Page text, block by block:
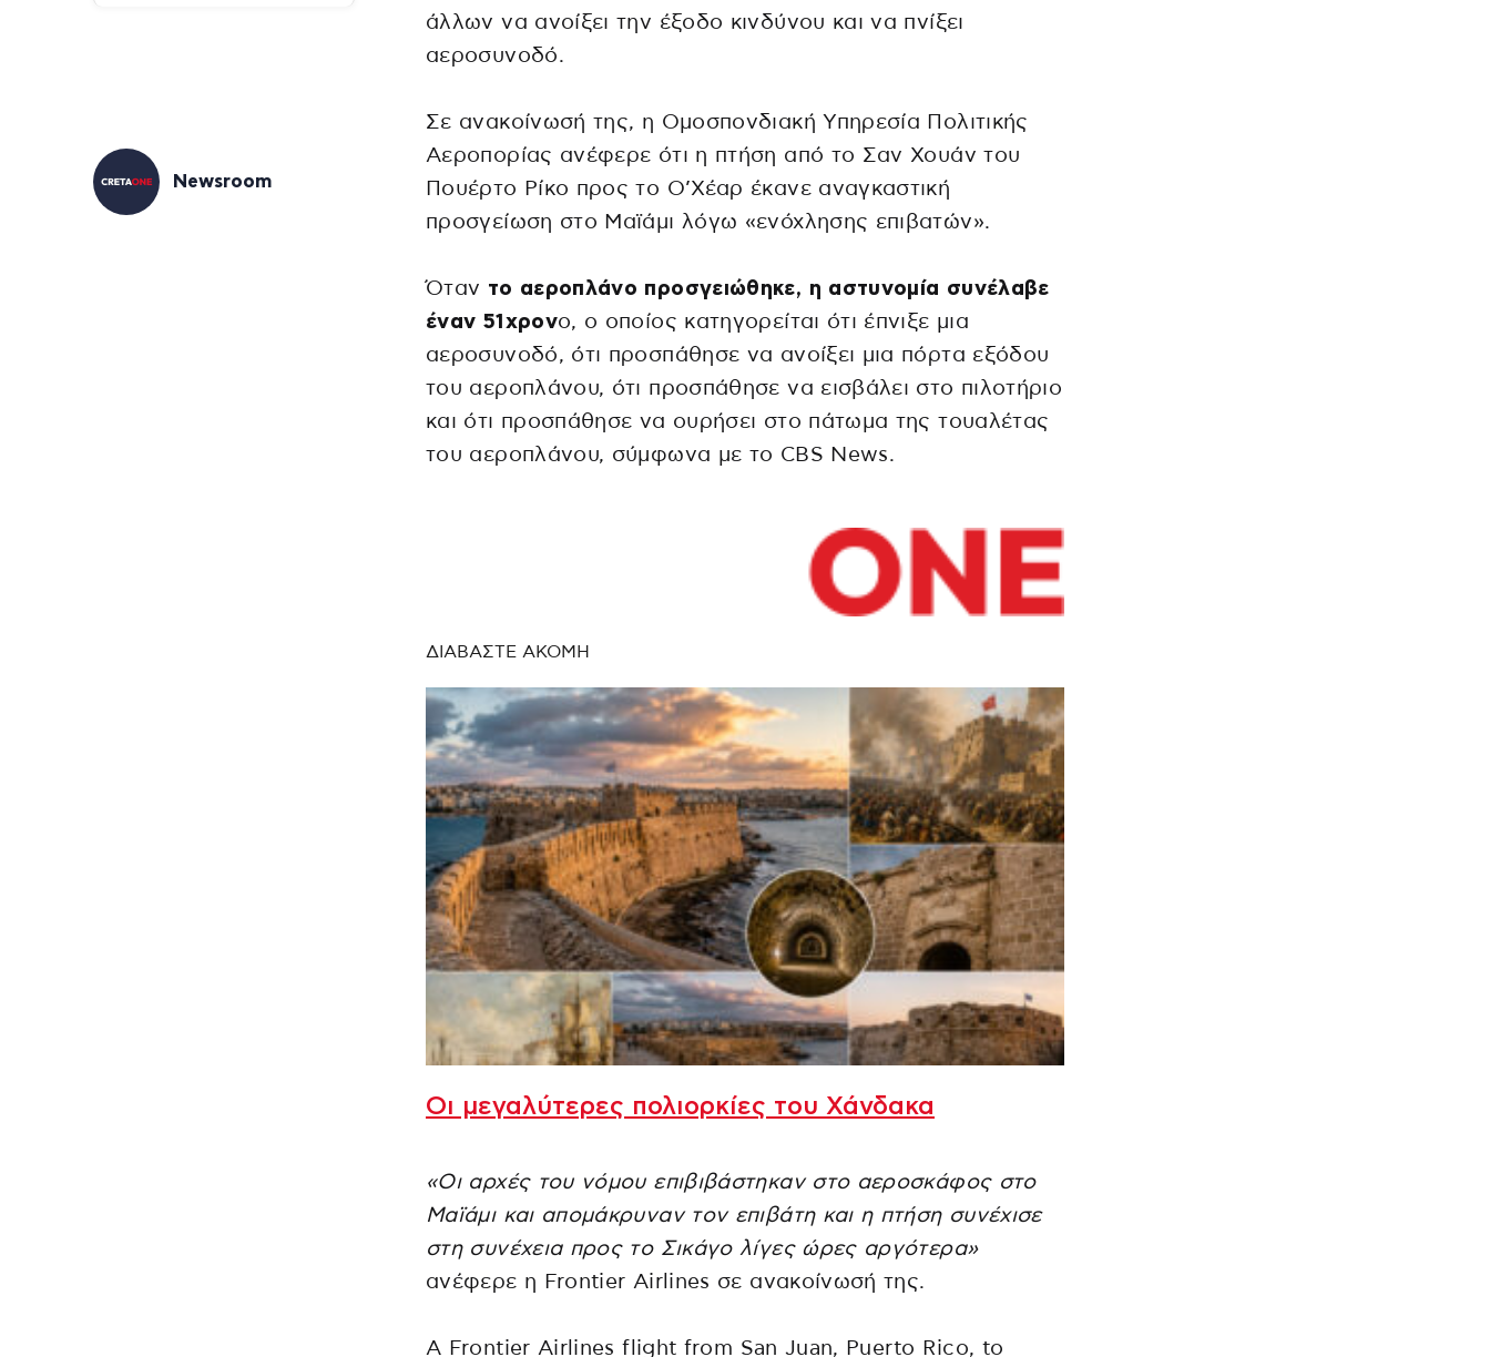
Newsroom
άλλων να ανοίξει την έξοδο κινδύνου και να πνίξει
αεροσυνοδό.
Σε ανακοίνωσή της, η Ομοσπονδιακή Υπηρεσία Πολιτικής
Αεροπορίας ανέφερε ότι η πτήση από το Σαν Χουάν του
Πουέρτο Ρίκο προς το Ο’Χέαρ έκανε αναγκαστική
προσγείωση στο Μαϊάμι λόγω «ενόχλησης επιβατών».
Όταν το αεροπλάνο προσγειώθηκε, η αστυνομία συνέλαβε
έναν 51χρονο, ο οποίος κατηγορείται ότι έπνιξε μια
αεροσυνοδό, ότι προσπάθησε να ανοίξει μια πόρτα εξόδου
του αεροπλάνου, ότι προσπάθησε να εισβάλει στο πιλοτήριο
και ότι προσπάθησε να ουρήσει στο πάτωμα της τουαλέτας
του αεροπλάνου, σύμφωνα με το CBS News.
ΔΙΑΒΑΣΤΕ ΑΚΟΜΗ
Οι μεγαλύτερες πολιορκίες του Χάνδακα
«Οι αρχές του νόμου επιβιβάστηκαν στο αεροσκάφος στο
Μαϊάμι και απομάκρυναν τον επιβάτη και η πτήση συνέχισε
στη συνέχεια προς το Σικάγο λίγες ώρες αργότερα»
ανέφερε η Frontier Airlines σε ανακοίνωσή της.
A Frontier Airlines flight from San Juan, Puerto Rico, to